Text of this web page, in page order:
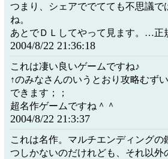
つまり、シェアででてても不思議
ね。
あとでＤＬしてやって見ます。…正
2004/8/22 21:36:18
これは凄い良いゲームですね♪
↑のみなさんのいうとおり攻略むず
できます；；
超名作ゲームですね＾＾
2004/8/22 21:3:37
これは名作。マルチエンディングの
つしかないのだけれども、それ以